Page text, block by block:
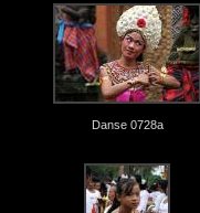
Danse 0728a